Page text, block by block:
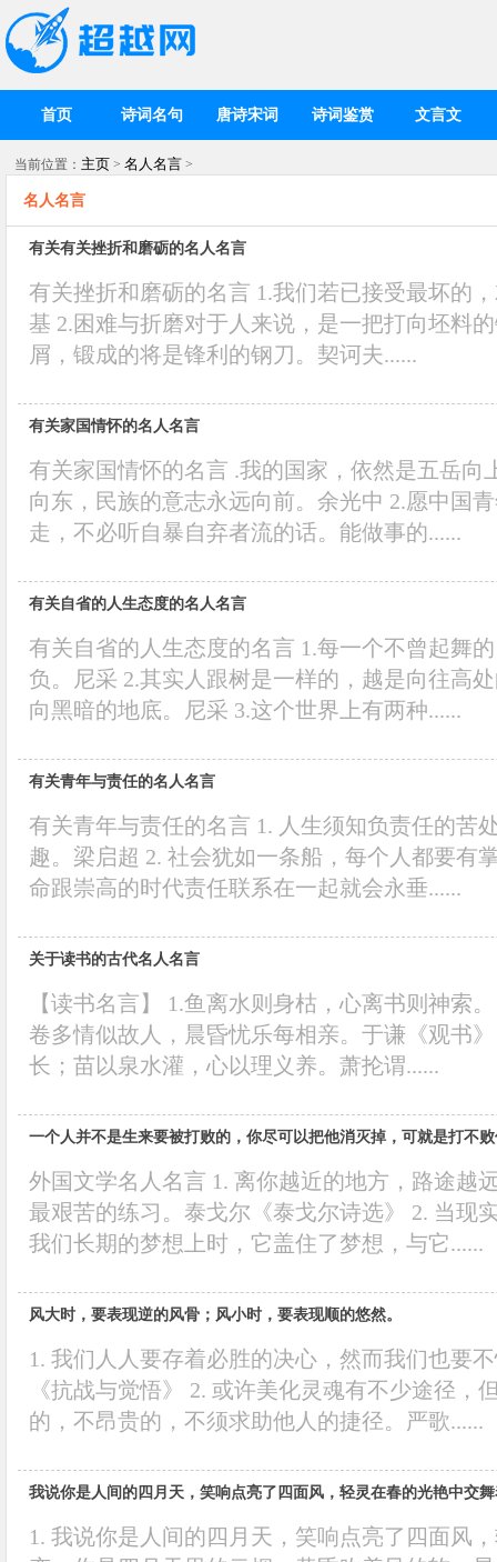
首页 诗词名句 唐诗宋词 诗词鉴赏 文言文
当前位置： 主页 > 名人名言 >
名人名言
有关有关挫折和磨砺的名人名言
有关挫折和磨砺的名言 1.我们若已接受最坏的
基 2.困难与折磨对于人来说，是一把打向坯料
屑，锻成的将是锋利的钢刀。契诃夫......
有关家国情怀的名人名言
有关家国情怀的名言 .我的国家，依然是五岳向
向东，民族的意志永远向前。余光中 2.愿中国
走，不必听自暴自弃者流的话。能做事的......
有关自省的人生态度的名人名言
有关自省的人生态度的名言 1.每一个不曾起舞
负。尼采 2.其实人跟树是一样的，越是向往高
向黑暗的地底。尼采 3.这个世界上有两种......
有关青年与责任的名人名言
有关青年与责任的名言 1. 人生须知负责任的苦
趣。梁启超 2. 社会犹如一条船，每个人都要有
命跟崇高的时代责任联系在一起就会永垂......
关于读书的古代名人名言
【读书名言】 1.鱼离水则身枯，心离书则神索
卷多情似故人，晨昏忧乐每相亲。于谦《观书
长；苗以泉水灌，心以理义养。萧抡谓......
一个人并不是生来要被打败的，你尽可以把他消灭掉，可就是打不
外国文学名人名言 1. 离你越近的地方，路途越
最艰苦的练习。泰戈尔《泰戈尔诗选》 2. 当现
我们长期的梦想上时，它盖住了梦想，与它......
风大时，要表现逆的风骨；风小时，要表现顺的悠然。
1. 我们人人要存着必胜的决心，然而我们也要
《抗战与觉悟》 2. 或许美化灵魂有不少途径，
的，不昂贵的，不须求助他人的捷径。严歌......
我说你是人间的四月天，笑响点亮了四面风，轻灵在春的光艳中交
1. 我说你是人间的四月天，笑响点亮了四面风